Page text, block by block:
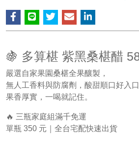
🍇 多算椹 紫黑桑椹醋
嚴選自家果園桑椹全果釀製，
無人工香料與防腐劑，酸甜順口好入口
果香厚實，一喝就記住。
🔥 三瓶家庭組滿千免運
單瓶 350 元｜全台宅配快速出貨